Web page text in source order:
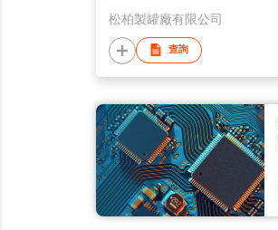
松柏製罐廠有限公司
查詢